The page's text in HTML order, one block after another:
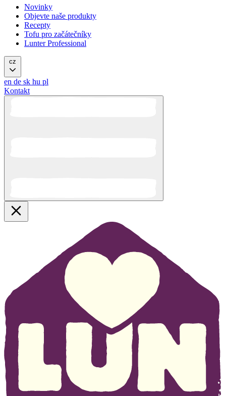
Novinky
Objevte naše produkty
Recepty
Tofu pro začátečníky
Lunter Professional
cz
en de sk hu pl
Kontakt